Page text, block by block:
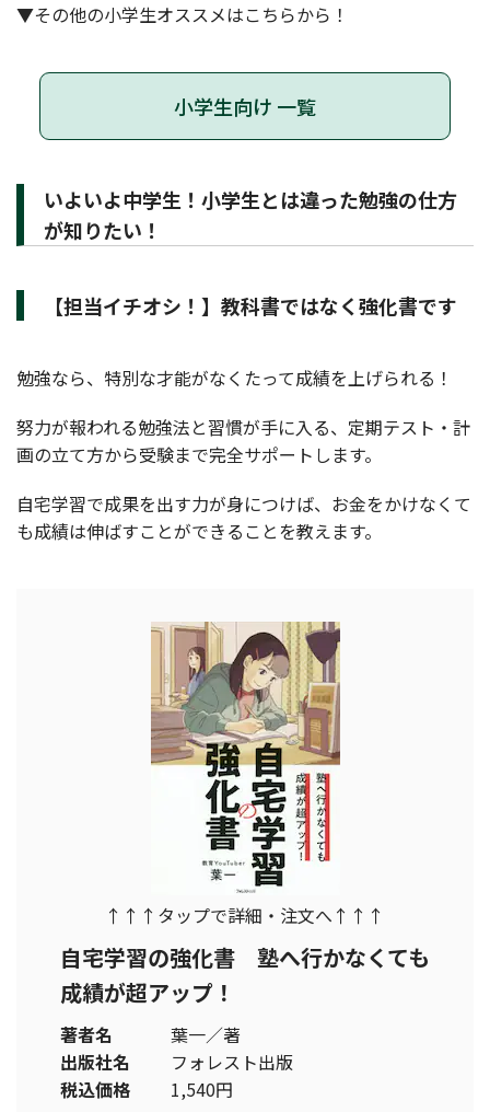
▼その他の小学生オススメはこちらから！
小学生向け 一覧
いよいよ中学生！小学生とは違った勉強の仕方
が知りたい！
【担当イチオシ！】教科書ではなく強化書です
勉強なら、特別な才能がなくたって成績を上げられる！
努力が報われる勉強法と習慣が手に入る、定期テスト・計
画の立て方から受験まで完全サポートします。
自宅学習で成果を出す力が身につけば、お金をかけなくて
も成績は伸ばすことができることを教えます。
↑↑↑タップで詳細・注文へ↑↑↑
自宅学習の強化書 塾へ行かなくても
成績が超アップ！
著者名
葉一／著
出版社名
フォレスト出版
税込価格
1,540円